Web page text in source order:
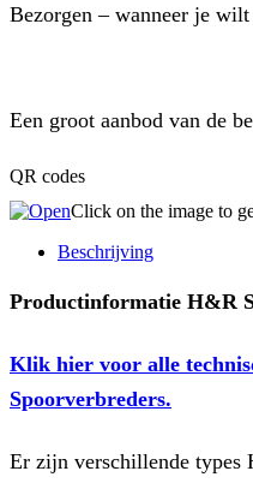
Bezorgen – wanneer je
Een groot aanbod van de
QR codes
Click on the image to
Beschrijving
Productinformatie H&R
Klik hier voor alle
Spoorverbreders.
Er zijn verschillende types